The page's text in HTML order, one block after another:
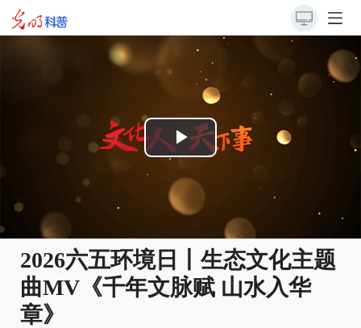
Play
Video
2026六五环境日丨生态文化主题
曲MV《千年文脉赋 山水入华
章》